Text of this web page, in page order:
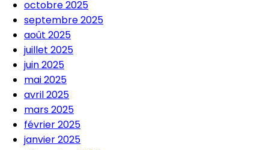
octobre 2025
septembre 2025
août 2025
juillet 2025
juin 2025
mai 2025
avril 2025
mars 2025
février 2025
janvier 2025